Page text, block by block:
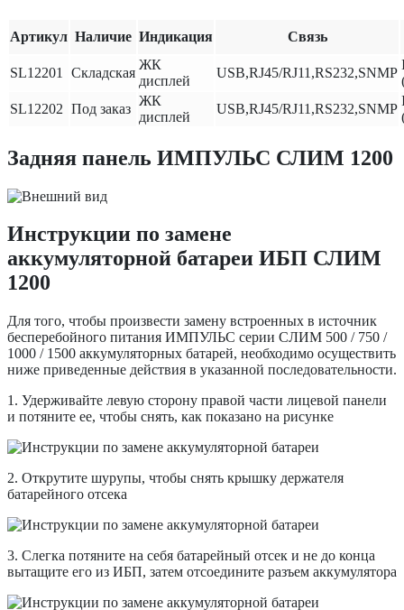
Артикул Наличие Индикация Связь
SL12201 Складская
ЖК
дисплей
USB,RJ45/RJ11,RS232,SNMP
SL12202 Под заказ
ЖК
дисплей
USB,RJ45/RJ11,RS232,SNMP
Задняя панель ИМПУЛЬС СЛИМ 1200
Инструкции по замене
аккумуляторной батареи ИБП СЛИМ
1200
Для того, чтобы произвести замену встроенных в источник
бесперебойного питания ИМПУЛЬС серии СЛИМ 500 / 750 /
1000 / 1500 аккумуляторных батарей, необходимо осуществить
ниже приведенные действия в указанной последовательности.
1. Удерживайте левую сторону правой части лицевой панели
и потяните ее, чтобы снять, как показано на рисунке
2. Открутите шурупы, чтобы снять крышку держателя
батарейного отсека
3. Слегка потяните на себя батарейный отсек и не до конца
вытащите его из ИБП, затем отсоедините разъем аккумулятора